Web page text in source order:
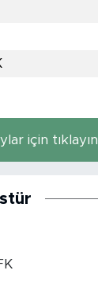
için tıklayın